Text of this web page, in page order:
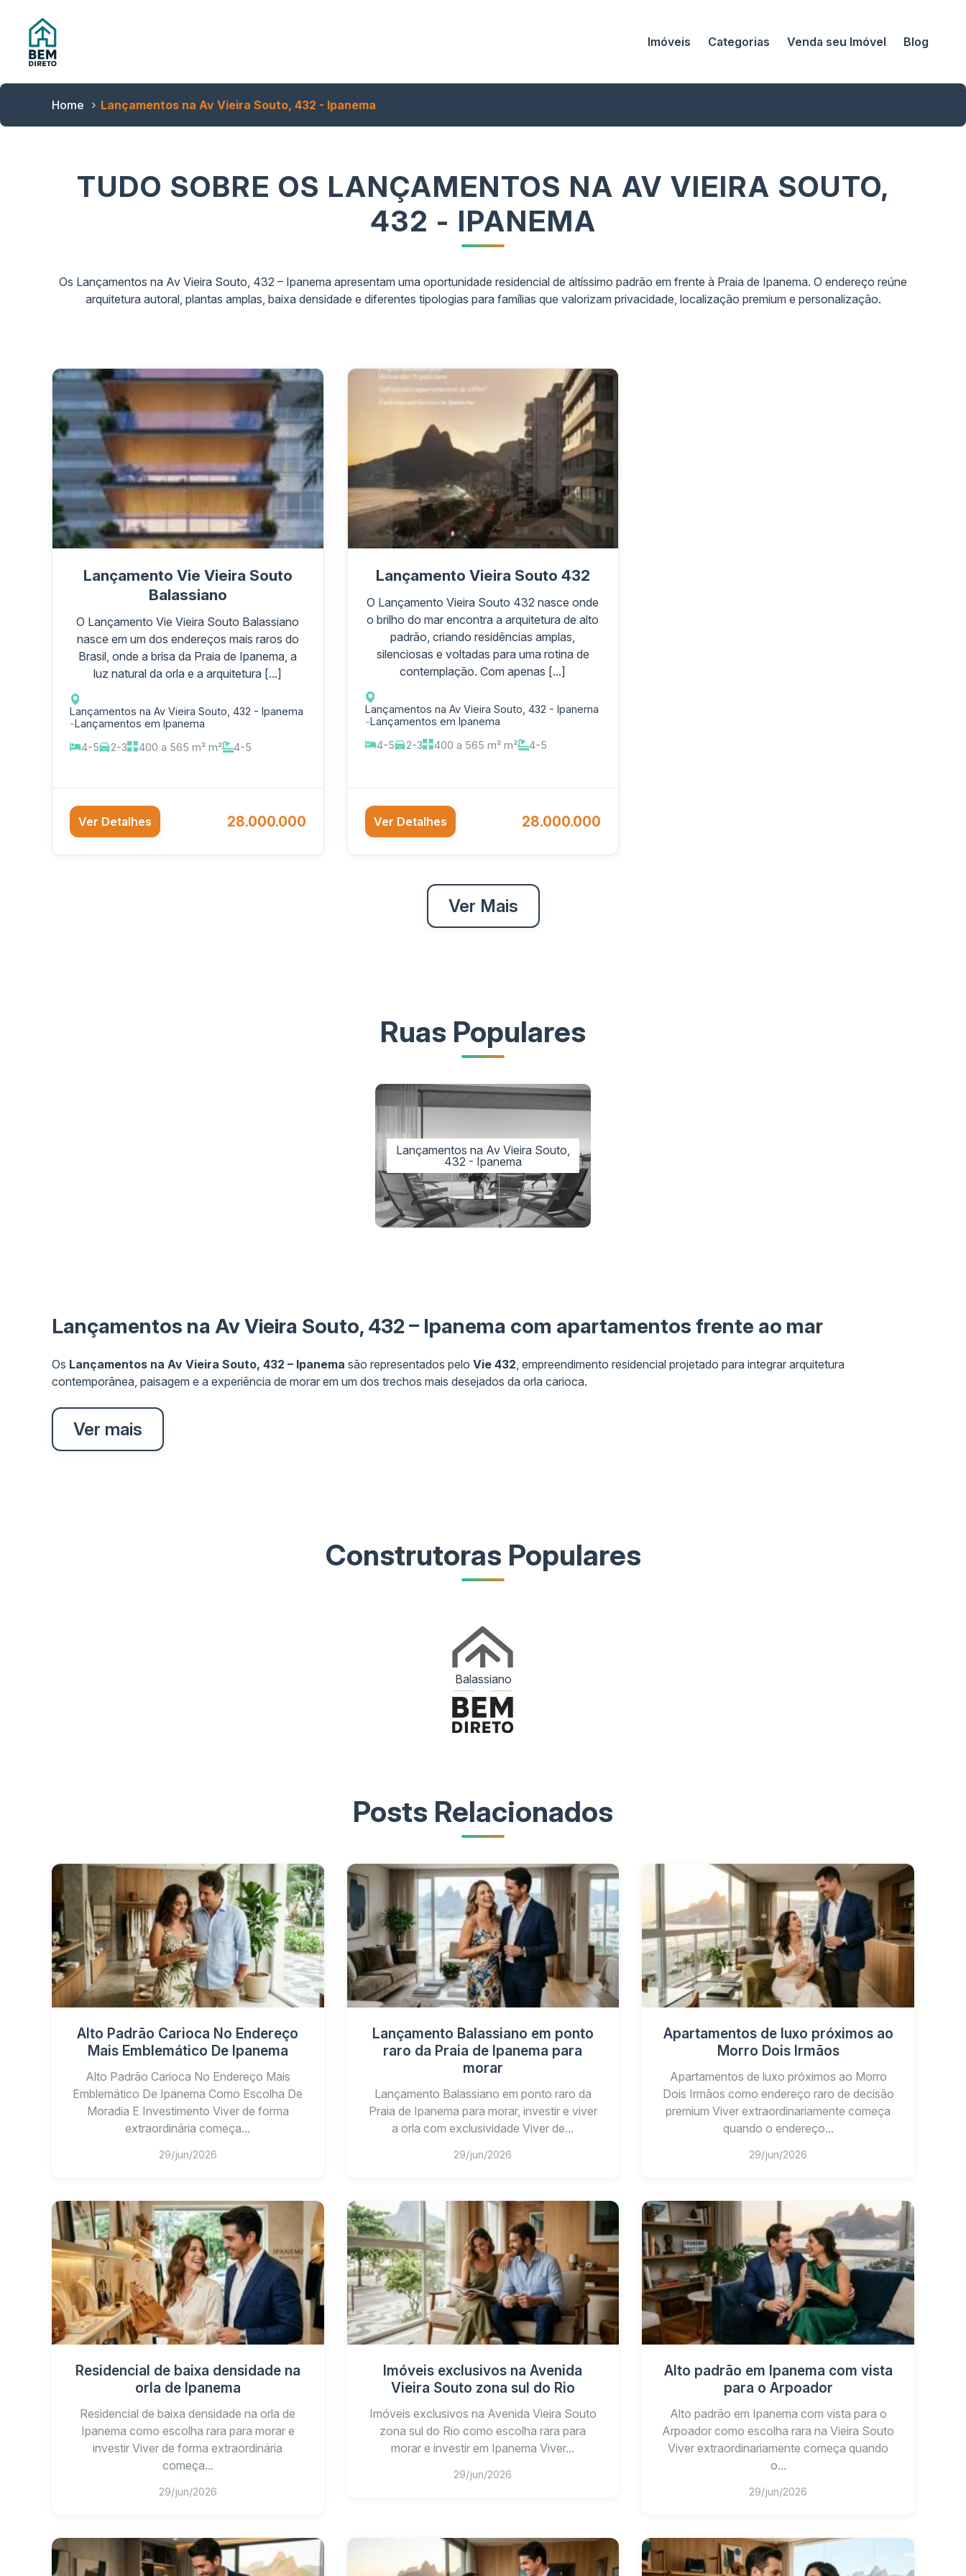
Imóveis Categorias Venda seu Imóvel Blog
Home Lançamentos na Av Vieira Souto, 432 - Ipanema
TUDO SOBRE OS LANÇAMENTOS NA AV VIEIRA SOUTO,
432 - IPANEMA
Os Lançamentos na Av Vieira Souto, 432 – Ipanema apresentam uma oportunidade residencial de altíssimo padrão em frente à Praia de Ipanema. O endereço reúne
arquitetura autoral, plantas amplas, baixa densidade e diferentes tipologias para famílias que valorizam privacidade, localização premium e personalização.
Lançamento Vie Vieira Souto
Balassiano
O Lançamento Vie Vieira Souto Balassiano
nasce em um dos endereços mais raros do
Brasil, onde a brisa da Praia de Ipanema, a
luz natural da orla e a arquitetura [...]
Lançamentos na Av Vieira Souto, 432 - Ipanema
-Lançamentos em Ipanema
4-5
2-3 400 a 565 m² m² 4-5
Ver Detalhes 28.000.000
Lançamento Vieira Souto 432
O Lançamento Vieira Souto 432 nasce onde
o brilho do mar encontra a arquitetura de alto
padrão, criando residências amplas,
silenciosas e voltadas para uma rotina de
contemplação. Com apenas [...]
Lançamentos na Av Vieira Souto, 432 - Ipanema
-Lançamentos em Ipanema
4-5
2-3 400 a 565 m² m² 4-5
Ver Detalhes 28.000.000
Ver Mais
Ruas Populares
Lançamentos na Av Vieira Souto,
432 - Ipanema
Lançamentos na Av Vieira Souto, 432 – Ipanema com apartamentos frente ao mar
Os Lançamentos na Av Vieira Souto, 432 – Ipanema são representados pelo Vie 432 , empreendimento residencial projetado para integrar arquitetura
contemporânea, paisagem e a experiência de morar em um dos trechos mais desejados da orla carioca.
Plantas lineares amplas e flexíveis
Integração com área externa privativa
Sala com pé-direito duplo
Configuração duplex e terraço amplo
Plantas flexíveis e personalizáveis
Vista frontal para o mar e Ilhas Cagarras
Apartamentos com áreas superiores a 400 m²
Meeting room e executive lounge
Ambiente dedicado ao recebimento de entregas
Projeto arquitetônico contemporâneo
Qual é o nome do empreendimento?
Quantas residências estão previstas?
Qual é a menor metragem divulgada?
Ver mais
Construtoras Populares
Balassiano
Posts Relacionados
Alto Padrão Carioca No Endereço
Mais Emblemático De Ipanema
Alto Padrão Carioca No Endereço Mais
Emblemático De Ipanema Como Escolha De
Moradia E Investimento Viver de forma
extraordinária começa...
29/jun/2026
Lançamento Balassiano em ponto
raro da Praia de Ipanema para
morar
Lançamento Balassiano em ponto raro da
Praia de Ipanema para morar, investir e viver
a orla com exclusividade Viver de...
29/jun/2026
Apartamentos de luxo próximos ao
Morro Dois Irmãos
Apartamentos de luxo próximos ao Morro
Dois Irmãos como endereço raro de decisão
premium Viver extraordinariamente começa
quando o endereço...
29/jun/2026
Residencial de baixa densidade na
orla de Ipanema
Residencial de baixa densidade na orla de
Ipanema como escolha rara para morar e
investir Viver de forma extraordinária
começa...
29/jun/2026
Imóveis exclusivos na Avenida
Vieira Souto zona sul do Rio
Imóveis exclusivos na Avenida Vieira Souto
zona sul do Rio como escolha rara para
morar e investir em Ipanema Viver...
29/jun/2026
Alto padrão em Ipanema com vista
para o Arpoador
Alto padrão em Ipanema com vista para o
Arpoador como escolha rara na Vieira Souto
Viver extraordinariamente começa quando
o...
29/jun/2026